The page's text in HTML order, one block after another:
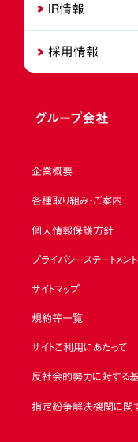
IR情報
採用情報
グループ会社
企業概要
各種取り組み・ご案内
個人情報保護方針
プライバシーステートメント
サイトマップ
規約等一覧
サイトご利用にあたって
反社会的勢力に対する
指定紛争解決機関に関